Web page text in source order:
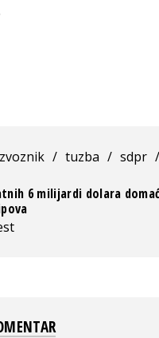
/ tuzba / sdpr /
6 milijardi dolara